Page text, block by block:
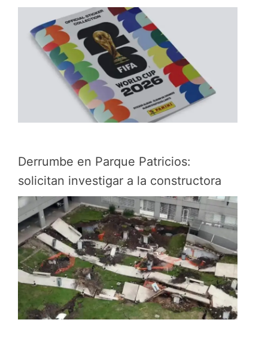
Derrumbe en Parque Patricios:
solicitan investigar a la constructora